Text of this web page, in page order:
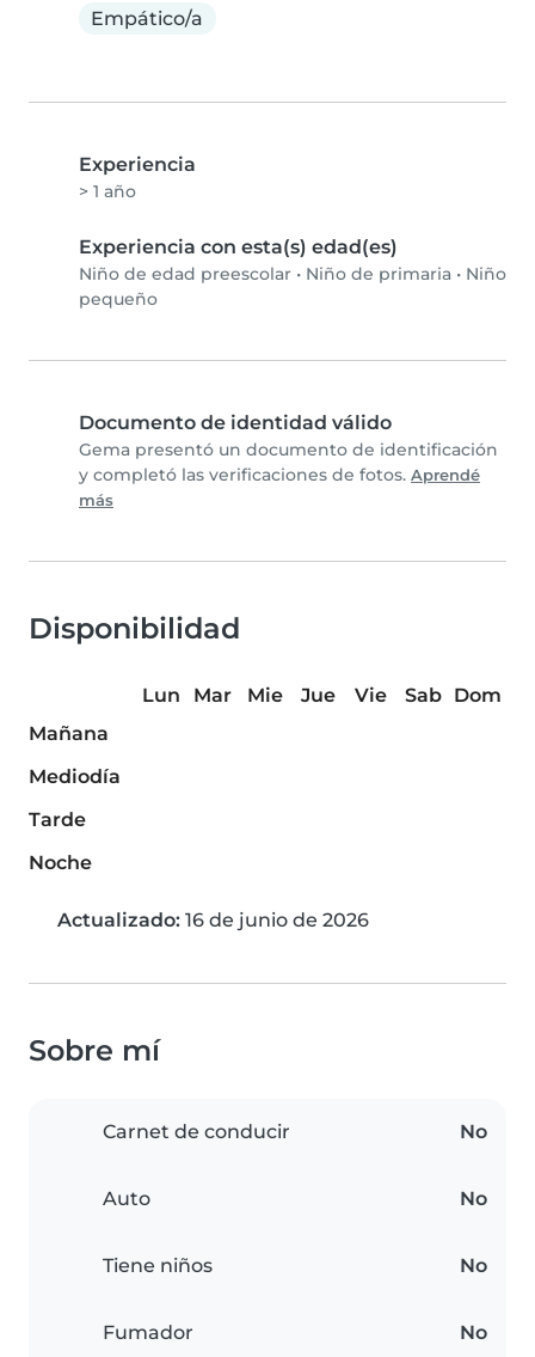
Empático/a
Experiencia
> 1 año
Experiencia con esta(s) edad(es)
Niño de edad preescolar • Niño de primaria • Niño
pequeño
Documento de identidad válido
Gema presentó un documento de identificación
y completó las verificaciones de fotos. Aprendé
más
Disponibilidad
Lun Mar Mie Jue Vie Sab
Dom
Mañana
Mediodía
Tarde
Noche
Actualizado: 16 de junio de 2026
Sobre mí
Carnet de conducir No
Auto No
Tiene niños No
Fumador No